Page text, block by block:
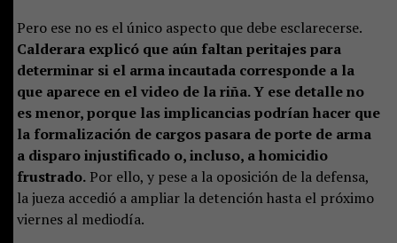
Pero ese no es el único aspecto que debe esclarecerse.
Calderara explicó que aún faltan peritajes para
determinar si el arma incautada corresponde a la
que aparece en el video de la riña. Y ese detalle no
es menor, porque las implicancias podrían hacer que
la formalización de cargos pasara de porte de arma
a disparo injustificado o, incluso, a homicidio
frustrado.Por ello, y pese a la oposición de la defensa,
la jueza accedió a ampliar la detención hasta el próximo
viernes al mediodía.